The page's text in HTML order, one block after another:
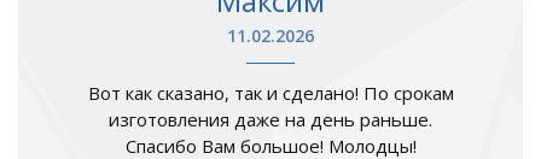
11.02.2026
Вот как сказано, так и сделано! По срокам
изготовления даже на день раньше.
Спасибо Вам большое! Молодцы!